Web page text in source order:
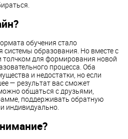
обучения стало
образования. Но вместе с
толчком для формирования новой
процесса. Оба
и недостатки, но если
— результат вас сможет
общаться с друзьями,
поддерживать обратную
индивидуально.